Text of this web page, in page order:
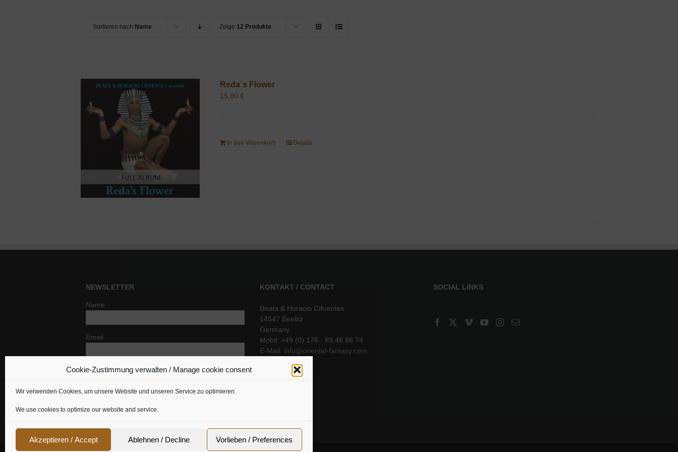
Cookie-Zustimmung verwalten / Manage cookie consent
Wir verwenden Cookies, um unsere Website und unseren Service zu optimieren.
We use cookies to optimize our website and service.
Akzeptieren / Accept Ablehnen / Decline Vorlieben / Preferences
Sortieren nach Name Zeige 12 Produkte
Reda´s Flower
15,00€
In den Warenkorb Details
NEWSLETTER
Name
Email
Indem Du fortfährst, akzeptierst Du unsere
KONTAKT / CONTACT
Beata & Horacio Cifuentes
14547 Beelitz
Germany
Mobil: +49 (0) 176 - 83 46 86 74
E-Mail: info@oriental-fantasy.com
SOCIAL LINKS